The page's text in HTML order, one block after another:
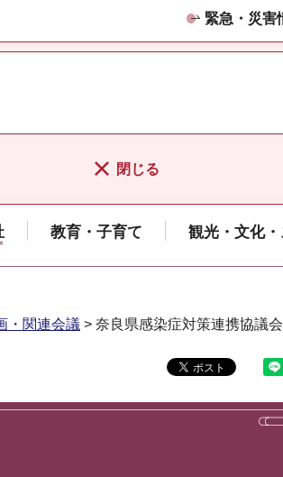
緊急・災害
閉じる
教育・子育て 観光・文化
・関連会議 > 奈良県感染症対策連携協議会